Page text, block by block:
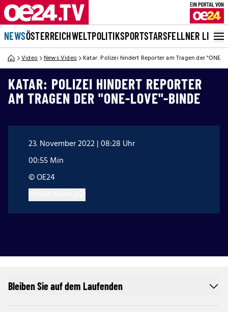
NEWSÖSTERREICHWELTPOLITIKSPORTSTARSFELLNER LIVE
Video News Video Katar: Polizei hindert Reporter am Tragen der "ONE-
KATAR: POLIZEI HINDERT REPORTER
AM TRAGEN DER "ONE-LOVE"-BINDE
23. November 2022 | 08:28 Uhr
00:55 Min
© OE24
Bleiben Sie auf dem Laufenden